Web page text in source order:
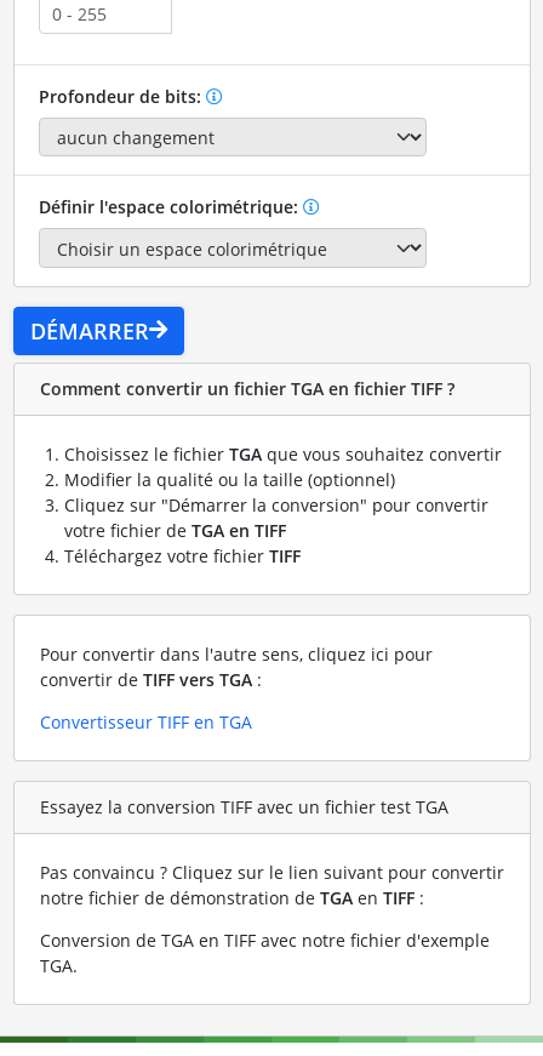
Profondeur de bits:
Définir l'espace colorimétrique:
DÉMARRER
Comment convertir un fichier TGA en fichier TIFF ?
Choisissez le fichier TGAque vous souhaitez convertir
Modifier la qualité ou la taille (optionnel)
Cliquez sur "Démarrer la conversion" pour convertir
votre fichier de TGA en TIFF
Téléchargez votre fichier TIFF
Pour convertir dans l'autre sens, cliquez ici pour
convertir de TIFF vers TGA:
Convertisseur TIFF en TGA
Essayez la conversion TIFF avec un fichier test TGA
Pas convaincu ? Cliquez sur le lien suivant pour convertir
notre fichier de démonstration de TGAen TIFF:
Conversion de TGA en TIFF avec notre fichier d'exemple
TGA.